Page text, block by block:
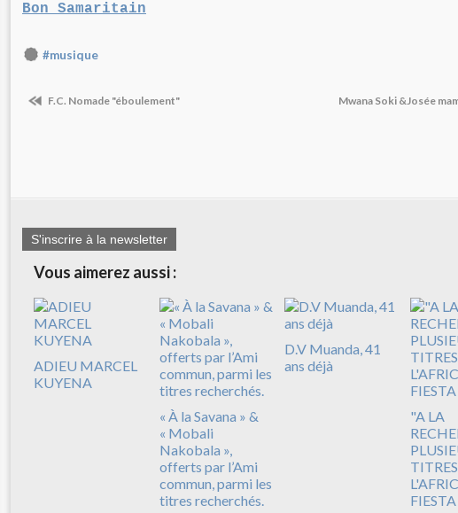
Bon Samaritain
#musique
F.C. Nomade "éboulement" Mwana Soki &Josée
S'inscrire à la newsletter
Vous aimerez aussi :
ADIEU MARCEL
KUYENA
« À la Savana » &
« Mobali
Nakobala »,
offerts par l’Ami
commun, parmi les
titres recherchés.
D.V Muanda, 41
ans déjà
"A LA